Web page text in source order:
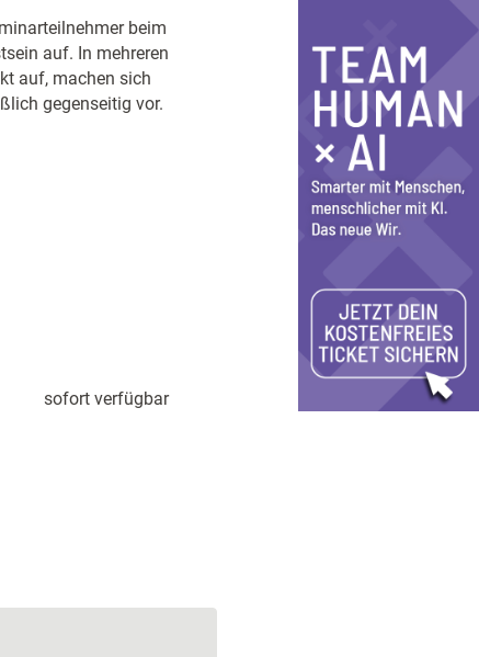
beim
auf. In mehreren
auf, machen sich
gegenseitig vor.
sofort verfügbar